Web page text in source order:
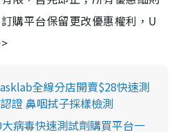
購平台保留更改優惠權利，U
全線分店開賣$28快速測
證 鼻咽拭子採樣檢測
大病毒快速測試劑購買平台一